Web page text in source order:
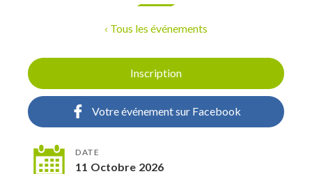
‹ Tous les événements
Inscription
Votre événement sur Facebook
DATE
11 Octobre 2026